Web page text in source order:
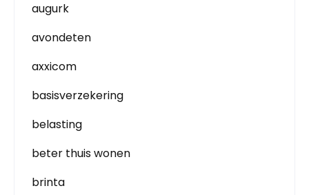
augurk
avondeten
axxicom
basisverzekering
belasting
beter thuis wonen
brinta